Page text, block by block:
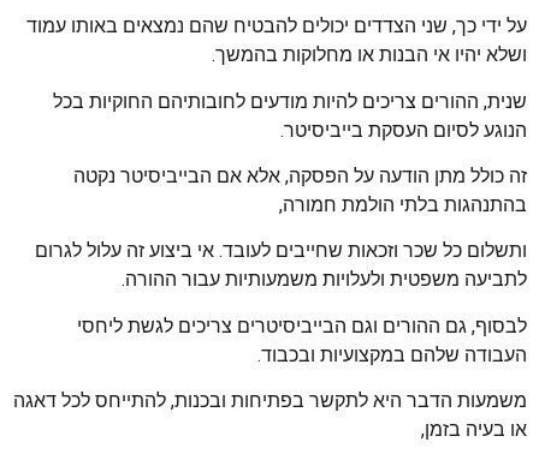
על ידי כך, שני הצדדים יכולים להבטיח שהם נמצאים באותו עמוד
ושלא יהיו אי הבנות או מחלוקות בהמשך.
שנית, ההורים צריכים להיות מודעים לחובותיהם החוקיות בכל
הנוגע לסיום העסקת בייביסיטר.
זה כולל מתן הודעה על הפסקה, אלא אם הבייביסיטר נקטה
בהתנהגות בלתי הולמת חמורה,
ותשלום כל שכר וזכאות שחייבים לעובד. אי ביצוע זה עלול לגרום
לתביעה משפטית ולעלויות משמעותיות עבור ההורה.
לבסוף, גם ההורים וגם הבייביסיטרים צריכים לגשת ליחסי
העבודה שלהם במקצועיות ובכבוד.
משמעות הדבר היא לתקשר בפתיחות ובכנות, להתייחס לכל דאגה
או בעיה בזמן,